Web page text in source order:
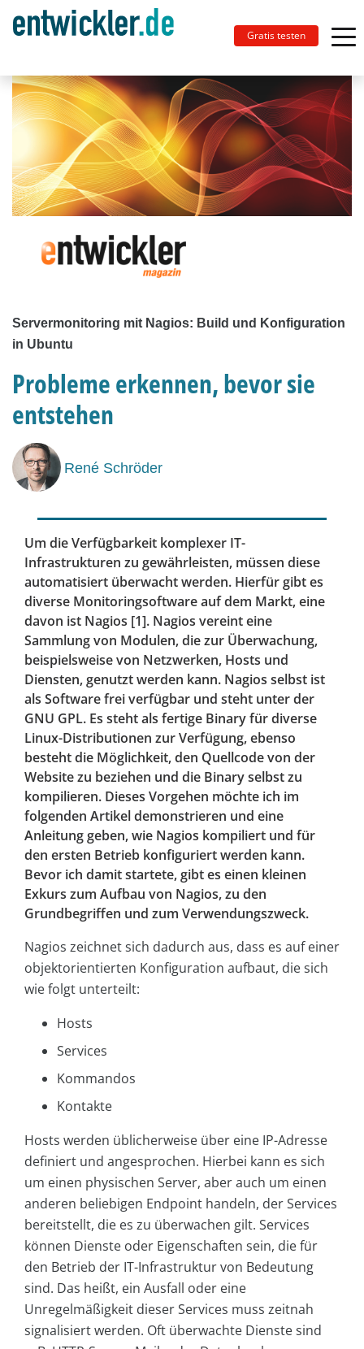
Gratis testen
Servermonitoring mit Nagios: Build und Konfiguration
in Ubuntu
Probleme erkennen, bevor sie
entstehen
René Schröder
Um die Verfügbarkeit komplexer IT-
Infrastrukturen zu gewährleisten, müssen diese
automatisiert überwacht werden. Hierfür gibt es
diverse Monitoringsoftware auf dem Markt, eine
davon ist Nagios [1]. Nagios vereint eine
Sammlung von Modulen, die zur Überwachung,
beispielsweise von Netzwerken, Hosts und
Diensten, genutzt werden kann. Nagios selbst ist
als Software frei verfügbar und steht unter der
GNU GPL. Es steht als fertige Binary für diverse
Linux-Distributionen zur Verfügung, ebenso
besteht die Möglichkeit, den Quellcode von der
Website zu beziehen und die Binary selbst zu
kompilieren. Dieses Vorgehen möchte ich im
folgenden Artikel demonstrieren und eine
Anleitung geben, wie Nagios kompiliert und für
den ersten Betrieb konfiguriert werden kann.
Bevor ich damit startete, gibt es einen kleinen
Exkurs zum Aufbau von Nagios, zu den
Grundbegriffen und zum Verwendungszweck.
Nagios zeichnet sich dadurch aus, dass es auf einer
objektorientierten Konfiguration aufbaut, die sich
wie folgt unterteilt:
Hosts
Services
Kommandos
Kontakte
Hosts werden üblicherweise über eine IP-Adresse
definiert und angesprochen. Hierbei kann es sich
um einen physischen Server, aber auch um einen
anderen beliebigen Endpoint handeln, der Services
bereitstellt, die es zu überwachen gilt. Services
können Dienste oder Eigenschaften sein, die für
den Betrieb der IT-Infrastruktur von Bedeutung
sind. Das heißt, ein Ausfall oder eine
Unregelmäßigkeit dieser Services muss zeitnah
signalisiert werden. Oft überwachte Dienste sind